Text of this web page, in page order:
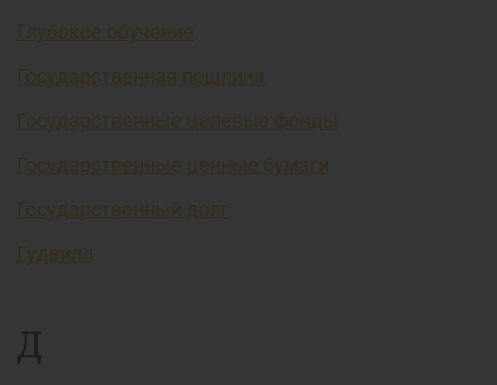
Глубокое обучение
Государственная пошлина
Государственные целевые фонды
Государственные ценные бумаги
Государственный долг
Гудвилл
Д